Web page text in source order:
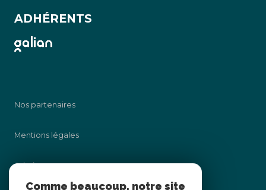
ADHÉRENTS
Nos partenaires
Mentions légales
Admin
Comme beaucoup, notre site